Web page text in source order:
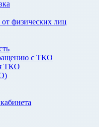
физических лиц
с ТКО
ТКО